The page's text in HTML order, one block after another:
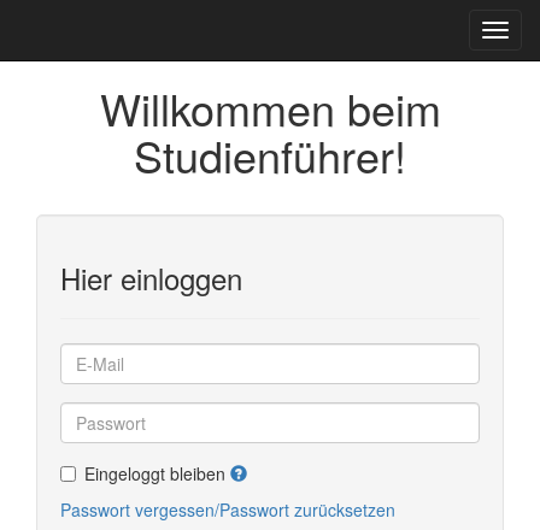
Willkommen beim
Studienführer!
Hier einloggen
Eingeloggt bleiben
Passwort vergessen/Passwort zurücksetzen